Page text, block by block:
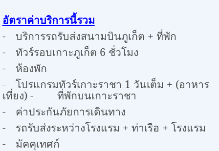
อัตราค่าบริการนี้รวม
-
บริการรถรับส่งสนามบินภูเก็ต + ที่พัก
-
ทัวร์รอบเกาะภูเก็ต 6 ชั่วโมง
-
ห้องพัก
-
โปรแกรมทัวร์เกาะราชา 1 วันเต็ม + (อาหาร
เที่ยง) - ที่พักบนเกาะราชา
-
ค่าประกันภัยการเดินทาง
-
รถรับส่งระหว่างโรงแรม + ท่าเรือ + โรงแรม
-
มัคคุเทศก์